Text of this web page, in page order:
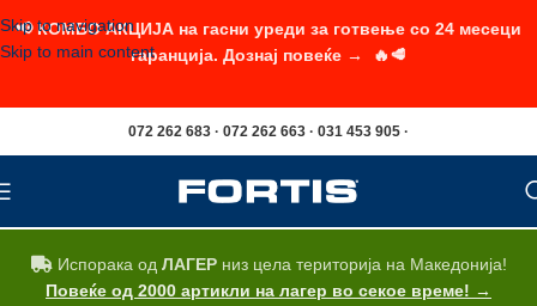
Skip to navigation
Skip to main content
072 262 683 · 072 262 663 · 031 453 905 ·
Испорака од ЛАГЕРниз цела територија на Македонија!
Повеќе од 2000 артикли на лагер во секое време! →
📢 КОМБО АКЦИЈА на гасни уреди за готвење со 24 месеци
гаранција. Дознај повеќе → 🔥🥩